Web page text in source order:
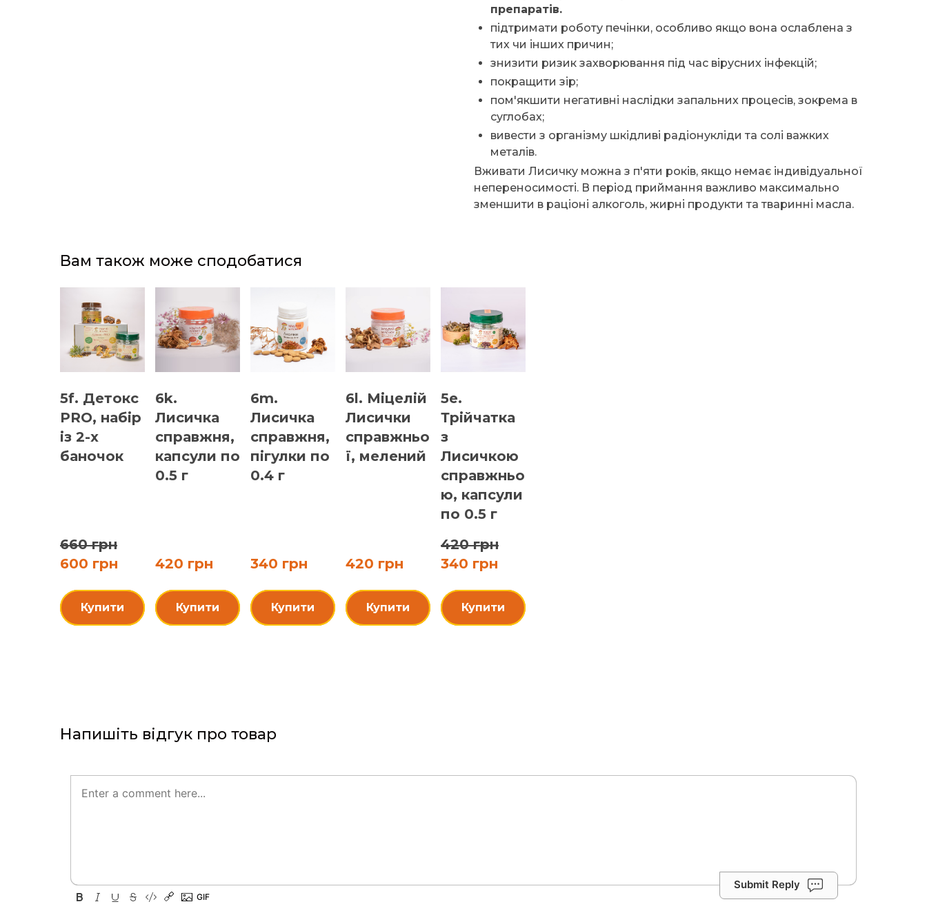
препаратів.
підтримати роботу печінки, особливо якщо вона ослаблена з
тих чи інших причин;
знизити ризик захворювання під час вірусних інфекцій;
покращити зір;
пом'якшити негативні наслідки запальних процесів, зокрема в
суглобах;
вивести з організму шкідливі радіонукліди та солі важких
металів.
Вживати Лисичку можна з п'яти років, якщо немає індивідуальної
непереносимості. В період приймання важливо максимально
зменшити в раціоні алкоголь, жирні продукти та тваринні масла.
Вам також може сподобатися
5f. Детокс
PRO, набір
із 2-х
баночок
660 грн
600 грн
Купити
6k.
Лисичка
справжня,
капсули по
0.5 г
420 грн
Купити
6m.
Лисичка
справжня,
пігулки по
0.4 г
340 грн
Купити
6l. Міцелій
Лисички
справжньо
ї, мелений
420 грн
Купити
5e.
Трійчатка
з
Лисичкою
справжньо
ю, капсули
по 0.5 г
420 грн
340 грн
Купити
Напишіть відгук про товар
Submit Reply